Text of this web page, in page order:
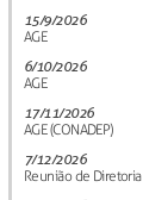
15/9/2026
AGE
6/10/2026
AGE
17/11/2026
AGE (CONADEP)
7/12/2026
Reunião de Diretoria